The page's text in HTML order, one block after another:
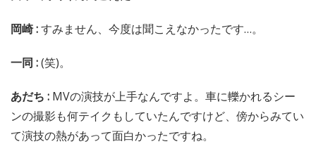
岡崎 :すみません、今度は聞こえなかったです…。
一同 :(笑)。
あだち : MVの演技が上手なんですよ。車に轢かれるシー
ンの撮影も何テイクもしていたんですけど、傍からみてい
て演技の熱があって面白かったですね。